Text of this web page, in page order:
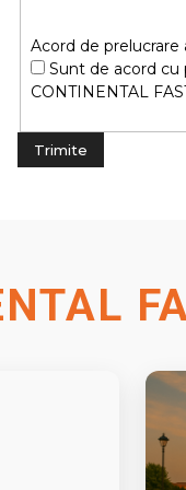
Acord de prelucrare
Sunt de acord cu
CONTINENTAL